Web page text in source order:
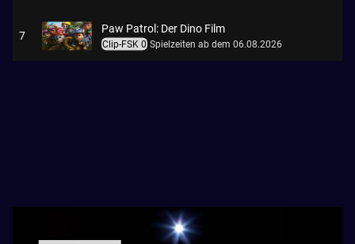
7
Paw Patrol: Der Dino Film
Clip-FSK 0 Spielzeiten ab dem 06.08.2026